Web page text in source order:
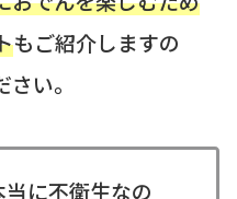
もご紹介しますの
い。
当に不衛生なの